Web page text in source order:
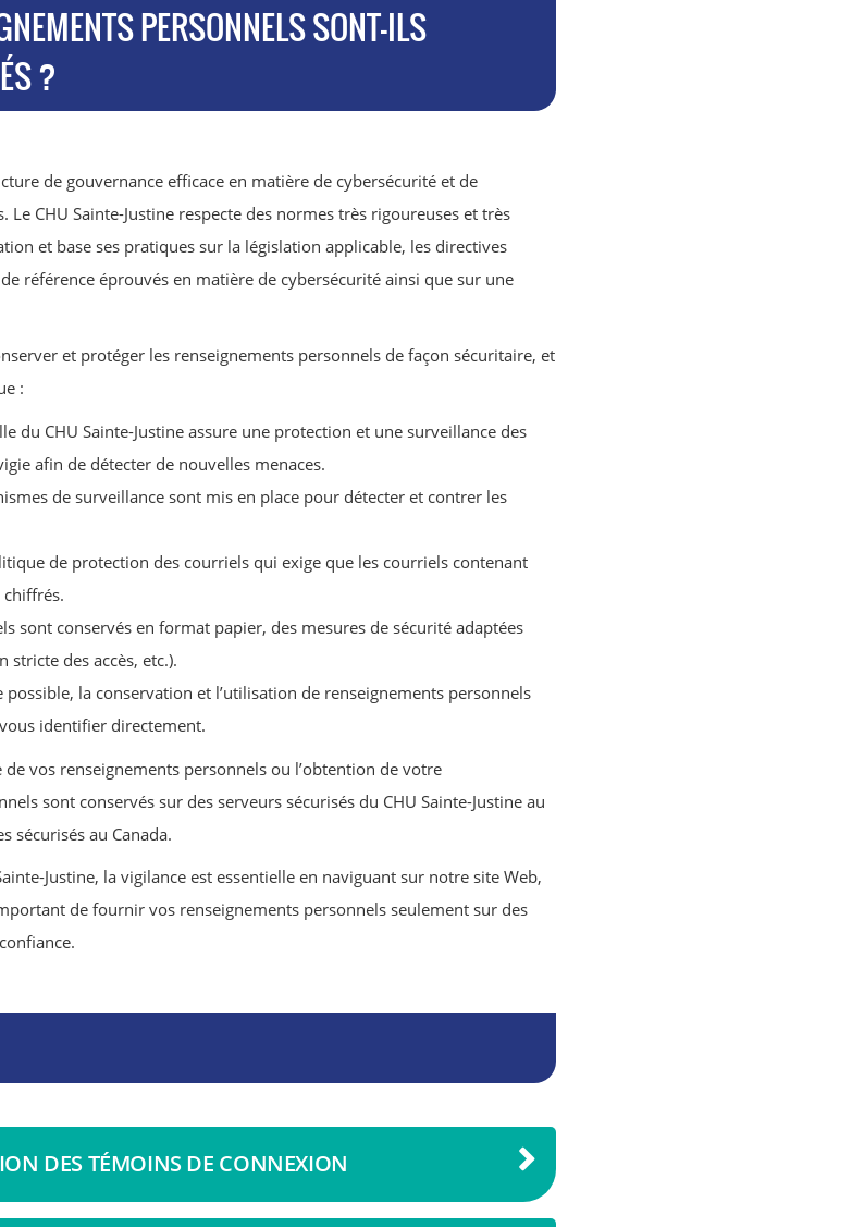
PERSONNELS SONT-ILS
?
de gouvernance efficace en matière de cybersécurité et de
CHU Sainte-Justine respecte des normes très rigoureuses et très
et base ses pratiques sur la législation applicable, les directives
référence éprouvés en matière de cybersécurité ainsi que sur une
et protéger les renseignements personnels de façon sécuritaire, et
:
du CHU Sainte-Justine assure une protection et une surveillance des
afin de détecter de nouvelles menaces.
de surveillance sont mis en place pour détecter et contrer les
de protection des courriels qui exige que les courriels contenant
sont conservés en format papier, des mesures de sécurité adaptées
stricte des accès, etc.).
possible, la conservation et l’utilisation de renseignements personnels
identifier directement.
vos renseignements personnels ou l’obtention de votre
sont conservés sur des serveurs sécurisés du CHU Sainte-Justine au
sécurisés au Canada.
Justine, la vigilance est essentielle en naviguant sur notre site Web,
de fournir vos renseignements personnels seulement sur des
DES TÉMOINS DE CONNEXION